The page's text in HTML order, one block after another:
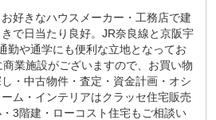
好きなハウスメーカー・工務店で建
で日当たり良好。JR奈良線と京阪宇
勤や通学にも便利な立地となってお
業施設がございますので、お買い物
・中古物件・査定・資金計画・オシ
ム・インテリアはクラッセ住宅販売
3階建・ローコスト住宅もご相談い